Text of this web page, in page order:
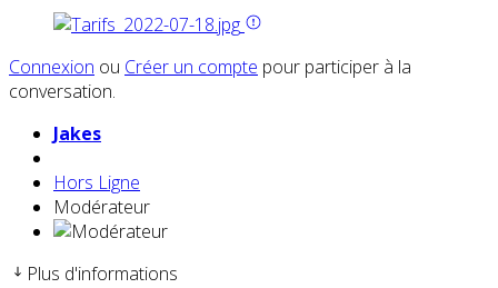
Connexion ou Créer un compte pour participer à la
conversation.
Jakes
Hors Ligne
Modérateur
Plus d'informations